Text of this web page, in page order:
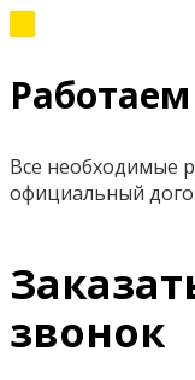
Все необходимые
официальный
звонок